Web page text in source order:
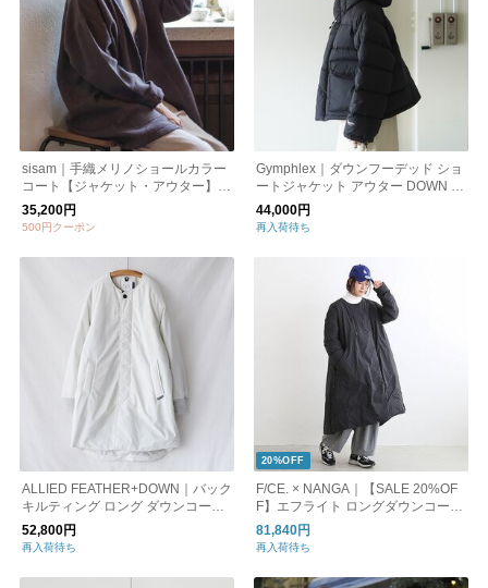
sisam｜手織メリノショールカラー
コート【ジャケット・アウター】
【ウールコート】【ミドルコート】
35,200円
500円クーポン
Gymphlex｜ダウンフーデッド ショ
ートジャケット アウター DOWN H
OODED SHORT JACKET GY-A071
8 DMN ジムフレックス
44,000円
再入荷待ち
ALLIED FEATHER+DOWN｜バック
キルティング ロング ダウンコート
BACKQUILTING LONG DOWN CO
AT A4399-130CO04 アライドフェ
52,800円
再入荷待ち
20%OFF
F/CE. × NANGA｜【SALE 20%OF
F】エフライト ロングダウンコート
FT LONG DOWN COAT FNA09232
W0002
81,840円
再入荷待ち